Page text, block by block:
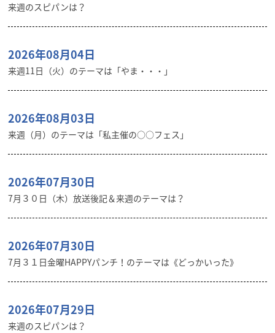
来週のスピパンは？
2026年08月04日
来週11日（火）のテーマは「やま・・・」
2026年08月03日
来週（月）のテーマは「私主催の○○フェス」
2026年07月30日
7月３０日（木）放送後記＆来週のテーマは？
2026年07月30日
7月３１日金曜HAPPYパンチ！のテーマは《どっかいった》
2026年07月29日
来週のスピパンは？